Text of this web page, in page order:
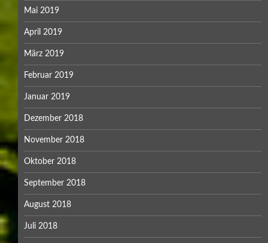
Mai 2019
April 2019
März 2019
Februar 2019
Januar 2019
Dezember 2018
November 2018
Oktober 2018
September 2018
August 2018
Juli 2018